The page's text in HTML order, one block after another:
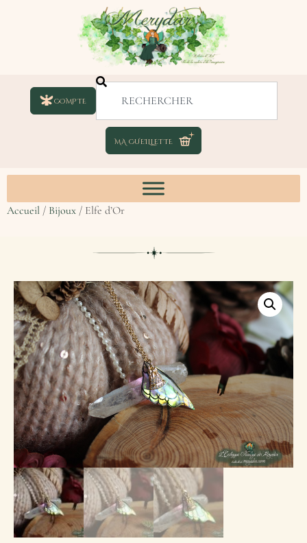
COMPTE
Accueil / Bijoux / Elfe d’Or